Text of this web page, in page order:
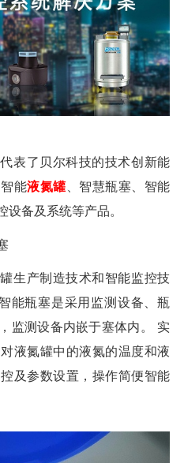
表了贝尔科技的技术创新能
能液氮罐、智慧瓶塞、智能
设备及系统等产品。
生产制造技术和智能监控技
能瓶塞是采用监测设备、瓶
监测设备内嵌于塞体内。
实
液氮罐中的液氮的温度和液
及参数设置，操作简便智能